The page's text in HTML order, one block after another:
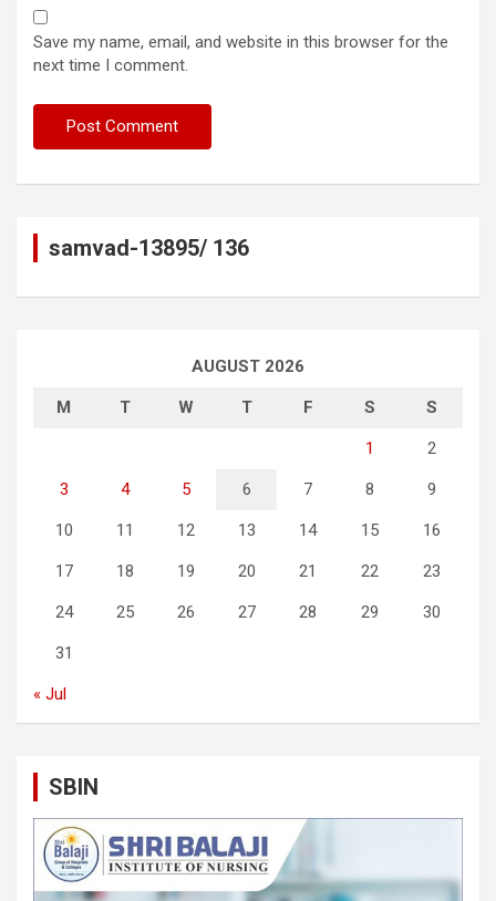
Save my name, email, and website in this browser for the
next time I comment.
samvad-13895/ 136
AUGUST 2026
M T W T F S S
1 2
3 4 5 6 7 8 9
10 11 12 13 14 15 16
17 18 19 20 21 22 23
24 25 26 27 28 29 30
31
« Jul
SBIN